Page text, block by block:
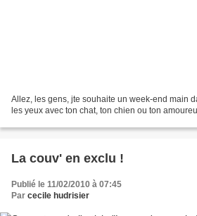
Allez, les gens, jte souhaite un week-end main
les yeux avec ton chat, ton chien ou ton
La couv' en exclu !
Publié le 11/02/2010 à 07:45
Par cecile hudrisier